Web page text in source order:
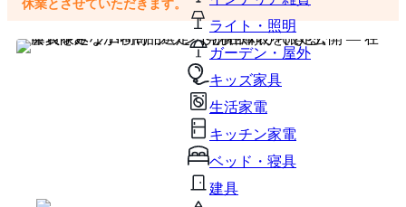
ライト・照明
ガーデン・屋外
キッズ家具
生活家電
キッチン家電
ベッド・寝具
建具
休業とさせていただきます。